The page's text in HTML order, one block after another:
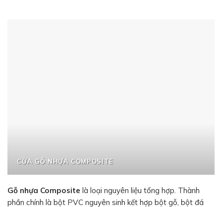
CỬA GỖ NHỰA COMPOSITE
Gỗ nhựa Composite là loại nguyên liệu tổng hợp. Thành
phần chính là bột PVC nguyên sinh kết hợp bột gỗ, bột đá